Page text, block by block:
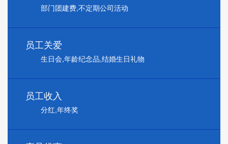
部门团建费,不定期公司活动
员工关爱
生日会,年龄纪念品,结婚生日礼物
员工收入
分红,年终奖